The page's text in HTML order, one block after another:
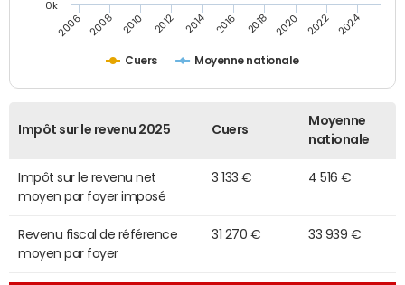
Cuers Moyenne nationale
2006 2008 2010 2012 2014 2016 2018 2020 2022 2024
0k
Impôt sur le revenu 2025 Cuers
Moyenne
nationale
Impôt sur le revenu net
moyen par foyer imposé
3 133 € 4 516 €
Revenu fiscal de référence
moyen par foyer
31 270 € 33 939 €